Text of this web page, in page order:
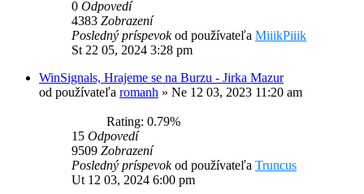
0 Odpovedí
4383 Zobrazení
Posledný príspevokod používateľa MiiikPiiik
St 22 05, 2024 3:28 pm
WinSignals, Hrajeme se na Burzu - Jirka Mazur
od používateľa romanh » Ne 12 03, 2023 11:20 am
Rating: 0.79%
15 Odpovedí
9509 Zobrazení
Posledný príspevokod používateľa Truncus
Ut 12 03, 2024 6:00 pm